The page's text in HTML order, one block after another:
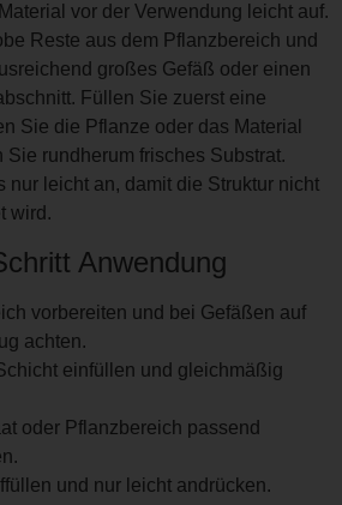
vor der Verwendung leicht auf.
Reste aus dem Pflanzbereich und
großes Gefäß oder einen
Füllen Sie zuerst eine
Sie die Pflanze oder das Material
Sie rundherum frisches Substrat.
nur leicht an, damit die Struktur nicht
wird.
Anwendung
vorbereiten und bei Gefäßen auf
achten.
einfüllen und gleichmäßig
oder Pflanzbereich passend
und nur leicht andrücken.